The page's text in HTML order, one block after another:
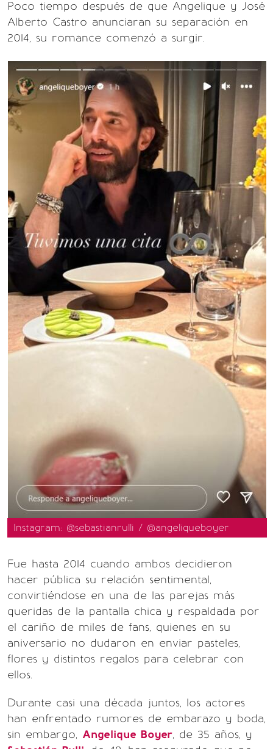
Poco tiempo después de que Angelique y José
Alberto Castro anunciaran su separación en
2014, su romance comenzó a surgir.
Instagram: @sebastianrulli / @angeliqueboyer
Fue hasta 2014 cuando ambos decidieron
hacer pública su relación sentimental,
convirtiéndose en una de las parejas más
queridas de la pantalla chica y respaldada por
el cariño de miles de fans, quienes en su
aniversario no dudaron en enviar pasteles,
flores y distintos regalos para celebrar con
ellos.
Durante casi una década juntos, los actores
han enfrentado rumores de embarazo y boda,
sin embargo, Angelique Boyer, de 35 años, y